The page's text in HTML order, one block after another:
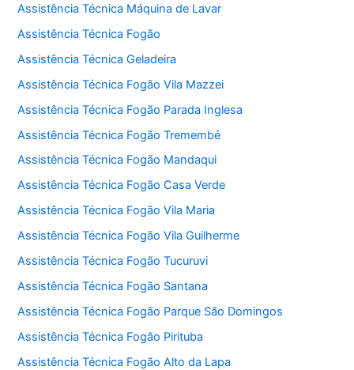
Assistência Técnica Máquina de Lavar
Assistência Técnica Fogão
Assistência Técnica Geladeira
Assistência Técnica Fogão Vila Mazzei
Assistência Técnica Fogão Parada Inglesa
Assistência Técnica Fogão Tremembé
Assistência Técnica Fogão Mandaqui
Assistência Técnica Fogão Casa Verde
Assistência Técnica Fogão Vila Maria
Assistência Técnica Fogão Vila Guilherme
Assistência Técnica Fogão Tucuruvi
Assistência Técnica Fogão Santana
Assistência Técnica Fogão Parque São Domingos
Assistência Técnica Fogão Pirituba
Assistência Técnica Fogão Alto da Lapa